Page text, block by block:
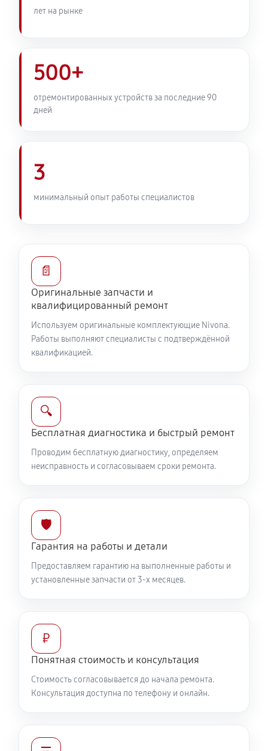
лет на рынке
500+
отремонтированных устройств за последние 90
дней
3
минимальный опыт работы специалистов
📄
Оригинальные запчасти и
квалифицированный ремонт
Используем оригинальные комплектующие Nivona.
Работы выполняют специалисты с подтверждённой
квалификацией.
🔍
Бесплатная диагностика и быстрый ремонт
Проводим бесплатную диагностику, определяем
неисправность и согласовываем сроки ремонта.
🛡️
Гарантия на работы и детали
Предоставляем гарантию на выполненные работы и
установленные запчасти от 3-х месяцев.
₽
Понятная стоимость и консультация
Стоимость согласовывается до начала ремонта.
Консультация доступна по телефону и онлайн.